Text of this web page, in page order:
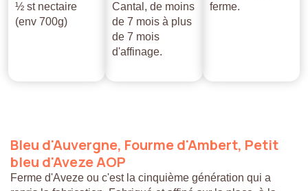
½ st nectaire
(env 700g)
Cantal, de moins
de 7 mois à plus
de 7 mois
d'affinage.
ferme.
Bleu d'Auvergne, Fourmed'Ambert, Petit
bleu d'AvezeAOP
Ferme d'Aveze ou c'est la cinquième génération qui a